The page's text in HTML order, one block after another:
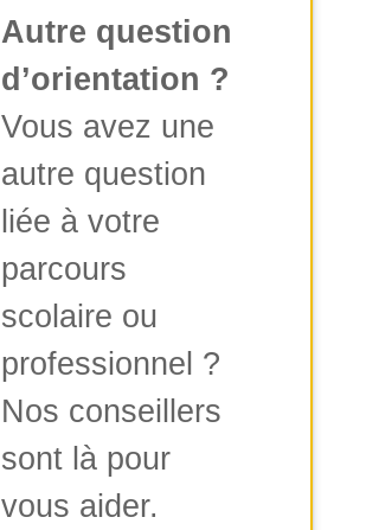
Autre question
d’orientation ?
Vous avez une
autre question
liée à votre
parcours
scolaire ou
professionnel ?
Nos conseillers
sont là pour
vous aider.